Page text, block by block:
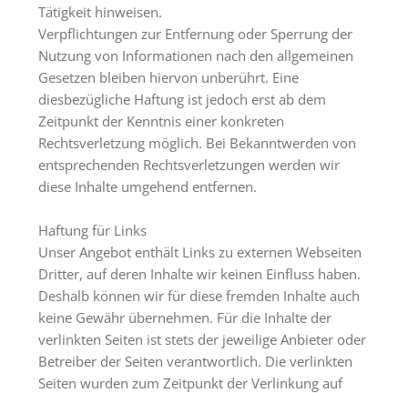
Tätigkeit hinweisen.
Verpflichtungen zur Entfernung oder Sperrung der
Nutzung von Informationen nach den allgemeinen
Gesetzen bleiben hiervon unberührt. Eine
diesbezügliche Haftung ist jedoch erst ab dem
Zeitpunkt der Kenntnis einer konkreten
Rechtsverletzung möglich. Bei Bekanntwerden von
entsprechenden Rechtsverletzungen werden wir
diese Inhalte umgehend entfernen.
Haftung für Links
Unser Angebot enthält Links zu externen Webseiten
Dritter, auf deren Inhalte wir keinen Einfluss haben.
Deshalb können wir für diese fremden Inhalte auch
keine Gewähr übernehmen. Für die Inhalte der
verlinkten Seiten ist stets der jeweilige Anbieter oder
Betreiber der Seiten verantwortlich. Die verlinkten
Seiten wurden zum Zeitpunkt der Verlinkung auf